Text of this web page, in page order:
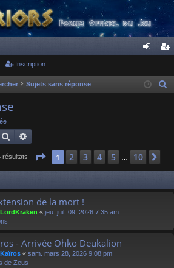
ne cri
Inscription
Sujets sans réponse
e
Rechercher
résultats Page 1sur 10
1 2 3 4 5 10
de la mort !
LordKraken « jeu. juil. 09, 2026 7:35 am
- Arrivée Ohko Deukalion
Kaïros « sam. mars 28, 2026 9:08 pm
de Zeus